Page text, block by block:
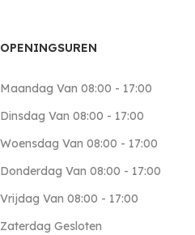
OPENINGSUREN
Maandag Van 08:00 - 17:00
Dinsdag Van 08:00 - 17:00
Woensdag Van 08:00 - 17:00
Donderdag Van 08:00 - 17:00
Vrijdag Van 08:00 - 17:00
Zaterdag Gesloten